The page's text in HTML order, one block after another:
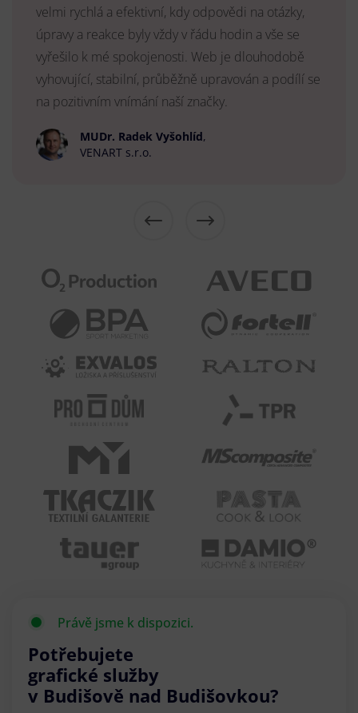
velmi rychlá a efektivní, kdy odpovědi na otázky,
úpravy a reakce byly vždy v řádu hodin a vše se
vyřešilo k mé spokojenosti. Web je dlouhodobě
vyhovující, stabilní, průběžně upravován a podílí se
na pozitivním vnímání naší značky.
MUDr. Radek Vyšohlíd,
VENART s.r.o.
Právě jsme k dispozici.
Potřebujete
grafické služby
v Budišově nad Budišovkou?